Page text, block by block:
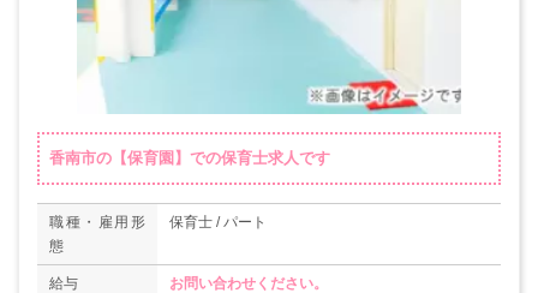
香南市の【保育園】での保育士求人です
職種・雇用形
態
保育士 / パート
給与 お問い合わせください。